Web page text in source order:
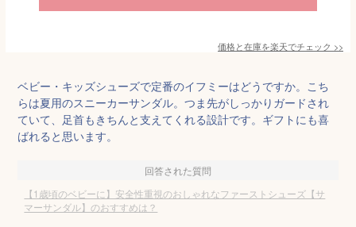
価格と在庫を楽天でチェック >>
ベビー・キッズシューズで定番のイフミーはどうですか。こち
らは夏用のスニーカーサンダル。つま先がしっかりガードされ
ていて、足首もきちんと支えてくれる設計です。ギフトにも喜
ばれると思います。
回答された質問
【1歳頃のベビーに】安全性重視のおしゃれなファーストシューズ【サ
マーサンダル】のおすすめは？